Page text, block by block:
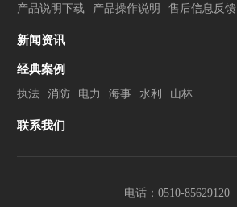
产品说明下载 产品操作说明 售后信息反馈
新闻资讯
经典案例
执法 消防 电力 海事 水利 山林
联系我们
电话：0510-85629120